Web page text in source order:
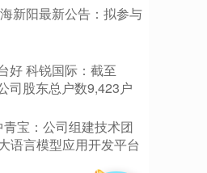
新阳最新公告：拟参与
好 科锐国际：截至
司股东总户数9,423户
宝：公司组建技术团
语言模型应用开发平台